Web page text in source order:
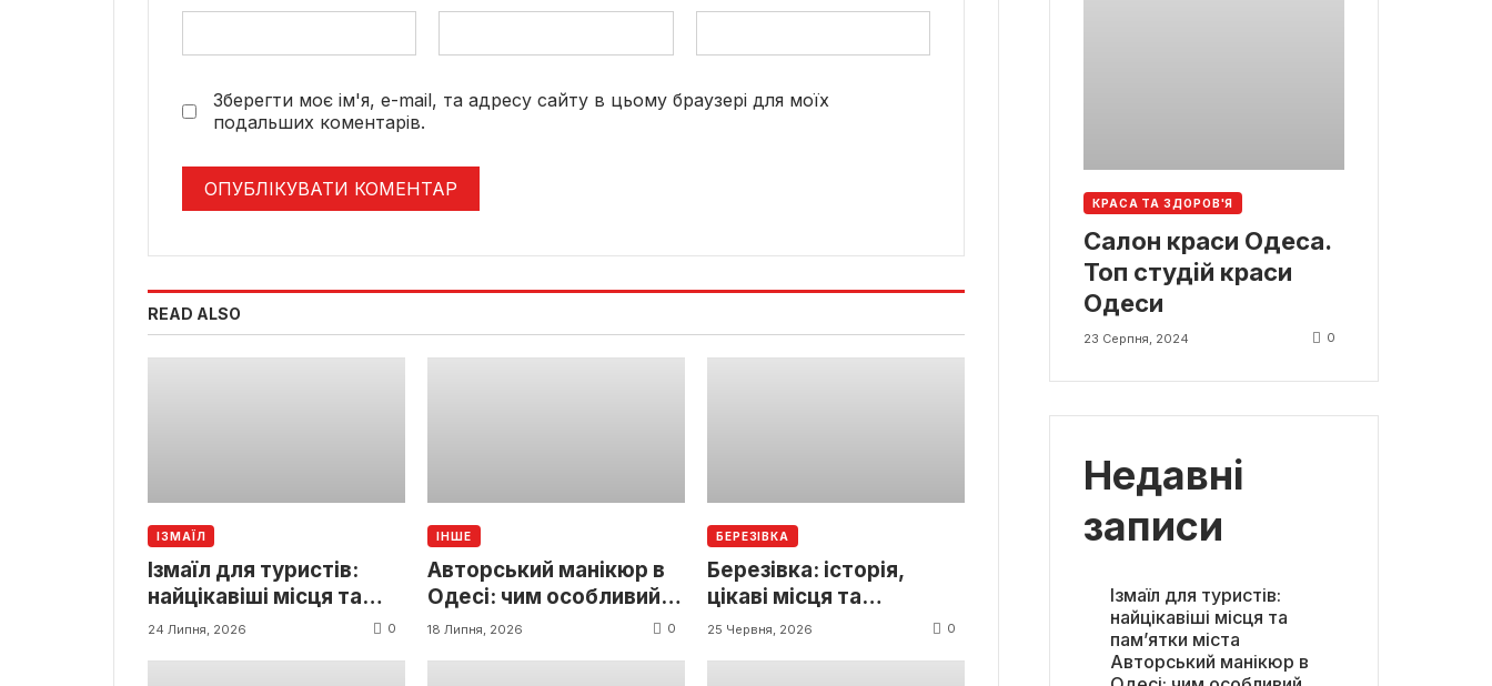
Зберегти моє ім'я, e-mail, та адресу сайту в цьому браузері для моїх
подальших коментарів.
READ ALSO
ІЗМАЇЛ
Ізмаїл для туристів:
найцікавіші місця та
пам’ятки міста
24 Липня, 2026 0
ІНШЕ
Авторський манікюр в
Одесі: чим особливий
підхід Kohut Nails Studio
18 Липня, 2026 0
БЕРЕЗІВКА
Березівка: історія,
цікаві місця та
туристичні локації
25 Червня, 2026 0
КРАСА ТА ЗДОРОВ'Я
Салон краси Одеса.
Топ студій краси
Одеси
23 Серпня, 2024 0
Недавні
записи
Ізмаїл для туристів:
найцікавіші місця та
пам’ятки міста
Авторський манікюр в